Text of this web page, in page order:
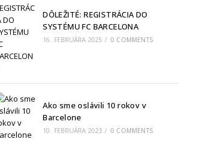
DÔLEŽITÉ: REGISTRÁCIA DO
SYSTÉMU FC BARCELONA
16. FEBRUÁRA 2025 / 0 COMMENTS
Ako sme oslávili 10 rokov v
Barcelone
10. FEBRUÁRA 2023 / 0 COMMENTS